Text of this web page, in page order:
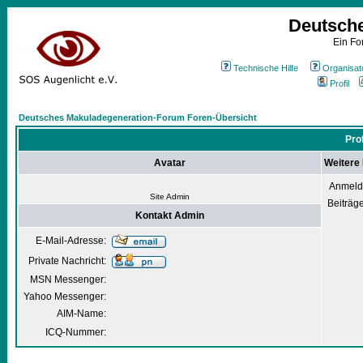
Ein
Technische Hilfe
Profil
Deutsches Makuladegeneration-Forum Foren-Übersicht
Avatar Weitere
Site Admin
Kontakt Admin
E-Mail-Adresse:
Private Nachricht:
MSN Messenger:
Yahoo Messenger:
AIM-Name:
ICQ-Nummer: